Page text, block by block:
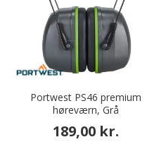
Portwest PS46 premium
høreværn, Grå
189,00 kr.